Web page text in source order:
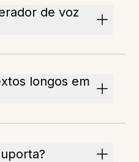
de voz
longos em